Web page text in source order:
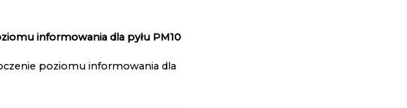
informowania dla pyłu PM10
poziomu informowania dla